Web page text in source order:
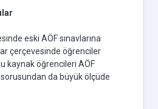
eski AÖF sınavlarına
çerçevesinde öğrenciler
kaynak öğrencileri AÖF
sorusundan da büyük ölçüde